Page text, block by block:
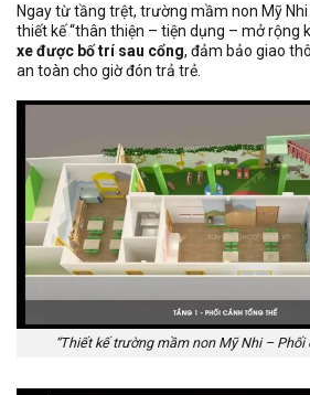
Ngay từ tầng trệt, trường mầm non Mỹ
thiết kế “thân thiện – tiện dụng – mở rộng
xe được bố trí sau cổng, đảm bảo giao
an toàn cho giờ đón trả trẻ.
“Thiết kế trường mầm non Mỹ Nhi – Phối